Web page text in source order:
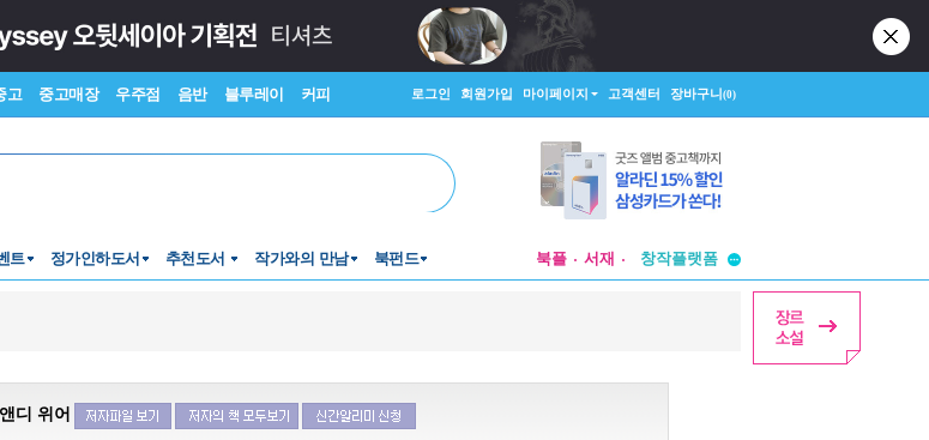
고 중고매장 우주점 음반 블루레이 커피 로그인 회원가입 마이페이지 고객센터 장바구니(0)
트 정가인하도서 추천도서 작가와의 만남 북펀드 북플 서재
창작플랫폼
앤디 위어